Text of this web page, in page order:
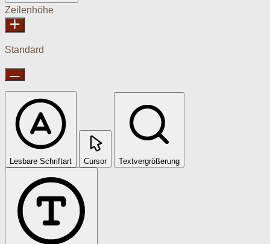
Zeilenhöhe
Standard
Lesbare Schriftart Cursor Textvergrößerung